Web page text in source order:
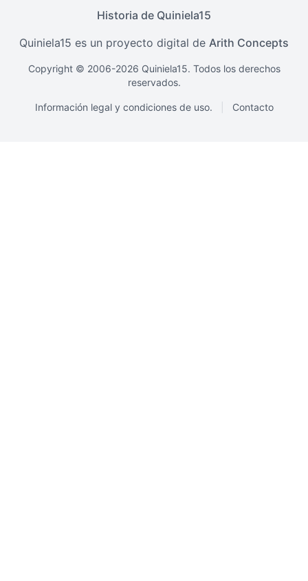
Historia de Quiniela15
Quiniela15 es un proyecto digital de Arith Concepts
Copyright © 2006-2026 Quiniela15. Todos los derechos
reservados.
Información legal y condiciones de uso. Contacto